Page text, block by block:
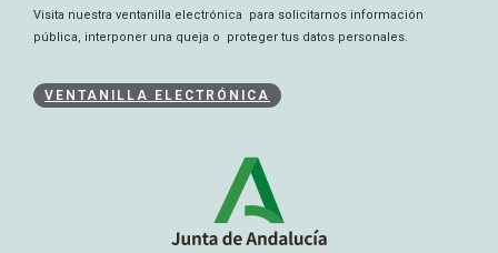
Visita nuestra ventanilla electrónica para solicitarnos información
pública, interponer una queja o proteger tus datos personales.
VENTANILLA ELECTRÓNICA